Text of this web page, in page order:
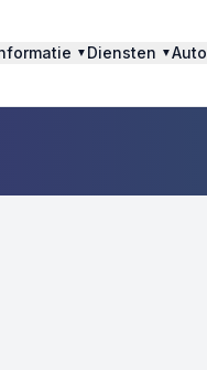
▼ Diensten ▼